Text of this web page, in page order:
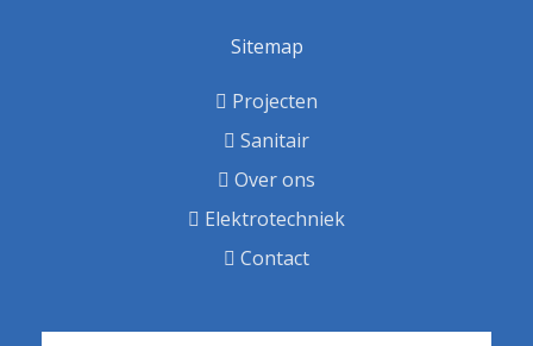
Sitemap
Projecten
Sanitair
Over ons
Elektrotechniek
Contact